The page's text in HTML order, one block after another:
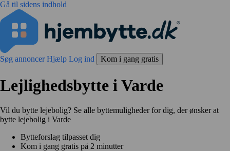
Gå til sidens indhold
Søg annoncerHjælp Log ind Kom i gang gratis
Lejlighedsbytte i Varde
Vil du bytte lejebolig? Se alle byttemuligheder for dig, der ønsker at
bytte lejebolig i Varde
Bytteforslag tilpasset dig
Kom i gang gratis på 2 minutter